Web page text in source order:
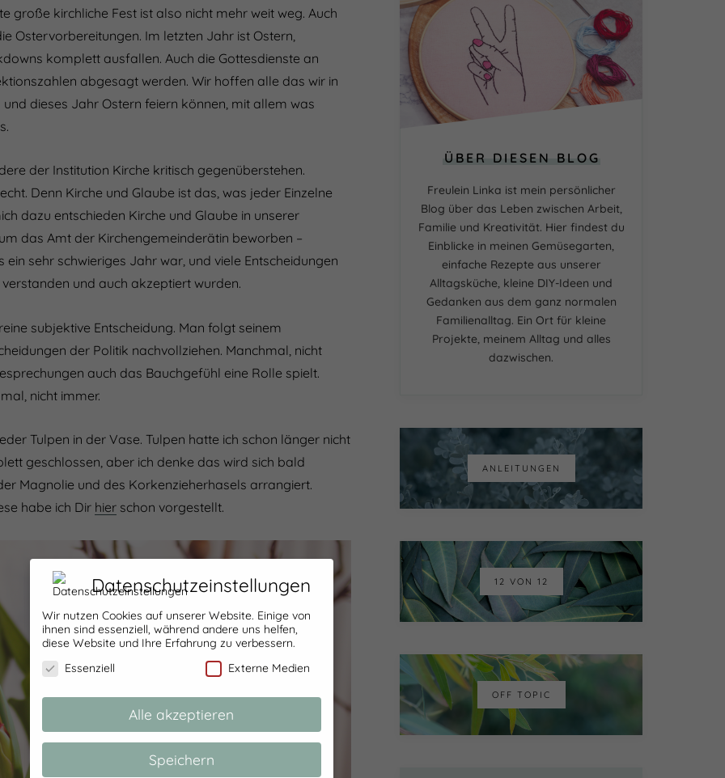
große kirchliche Fest ist also nicht mehr weit weg. Auch
Ostervorbereitungen. Im letzten Jahr ist Ostern,
komplett ausfallen. Auch die Gottesdienste an
abgesagt werden. Wir hoffen alle das wir in
dieses Jahr Ostern feiern können, mit allem was
der Institution Kirche kritisch gegenüberstehen.
Denn Kirche und Glaube ist das, was jeder Einzelne
dazu entschieden Kirche und Glaube in unserer
das Amt der Kirchengemeinderätin beworben –
sehr schwieriges Jahr war, und viele Entscheidungen
und auch akzeptiert wurden.
subjektive Entscheidung. Man folgt seinem
der Politik nachvollziehen. Manchmal, nicht
auch das Bauchgefühl eine Rolle spielt.
nicht immer.
Tulpen in der Vase. Tulpen hatte ich schon länger nicht
geschlossen, aber ich denke das wird sich bald
Magnolie und des Korkenzieherhasels arrangiert.
habe ich Dir hier schon vorgestellt.
ÜBER DIESEN BLOG
Freulein Linka ist mein persönlicher
Blog über das Leben zwischen Arbeit,
Familie und Kreativität. Hier findest du
Einblicke in meinen Gemüsegarten,
einfache Rezepte aus unserer
Alltagsküche, kleine DIY-Ideen und
Gedanken aus dem ganz normalen
Familienalltag. Ein Ort für kleine
Projekte, meinem Alltag und alles
dazwischen.
ANLEITUNGEN
12 VON 12
OFF TOPIC
Datenschutzeinstellungen
Wir nutzen Cookies auf unserer Website. Einige von
ihnen sind essenziell, während andere uns helfen,
diese Website und Ihre Erfahrung zu verbessern.
Essenziell
Externe Medien
Alle akzeptieren
Speichern